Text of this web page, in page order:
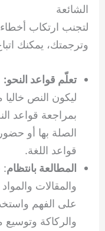
الشائعة
لتجنب ارتكاب
وترجمتك، يمكنك
تعلّم قواعد النحو:
ليكون النص خاليا
بمراجعة قواعد
الصلة بها أو
قواعد اللغة.
المطالعة بانتظام:
والمقالات
على الفهم
والركاكة وتوسيع